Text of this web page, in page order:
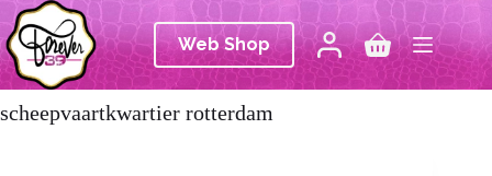
Ga
naar
de
inhoud
Web Shop Winkelwagen
scheepvaartkwartier rotterdam